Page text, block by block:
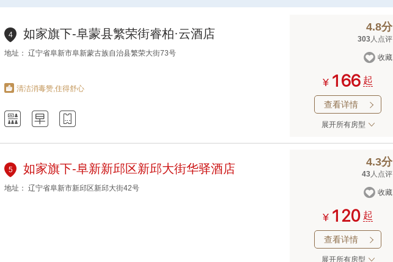
4 如家旗下-阜蒙县繁荣街睿柏·云酒店
地址： 辽宁省阜新市阜新蒙古族自治县繁荣大街73号
清洁消毒赞,住得舒心
  
4.8分
303人点评
 收藏
¥   起
查看详情 
展开所有房型
5 如家旗下-阜新新邱区新邱大街华驿酒店
地址： 辽宁省阜新市新邱区新邱大街42号
4.3分
43人点评
 收藏
¥   起
查看详情 
展开所有房型